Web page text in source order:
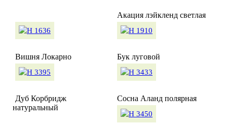
Акация лэйкленд светлая
Вишня Локарно Бук луговой
Дуб Корбридж
натуральный
Сосна Аланд полярная